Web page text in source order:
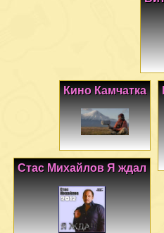
Кино Камчатка
Стас Михайлов Я ждал